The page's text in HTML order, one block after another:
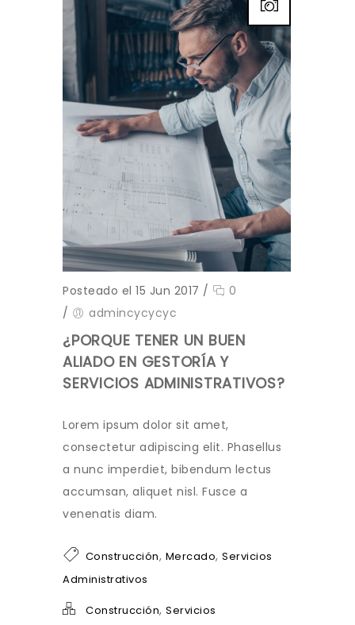
Posteado el 15 Jun 2017 /
0
/
admincycycyc
¿PORQUE TENER UN BUEN
ALIADO EN GESTORÍA Y
SERVICIOS ADMINISTRATIVOS?
Lorem ipsum dolor sit amet,
consectetur adipiscing elit. Phasellus
a nunc imperdiet, bibendum lectus
accumsan, aliquet nisl. Fusce a
venenatis diam.
Construcción, Mercado, Servicios
Administrativos
Construcción, Servicios